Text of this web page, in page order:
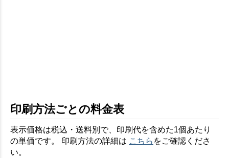
印刷方法ごとの料金表
表示価格は税込・送料別で、印刷代を含めた1個あたり
の単価です。 印刷方法の詳細は こちら をご確認くださ
い。